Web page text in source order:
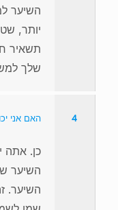
יותר,
תשאיר
שלך
4 האם אני
כן. אתה
השיער
השיער.